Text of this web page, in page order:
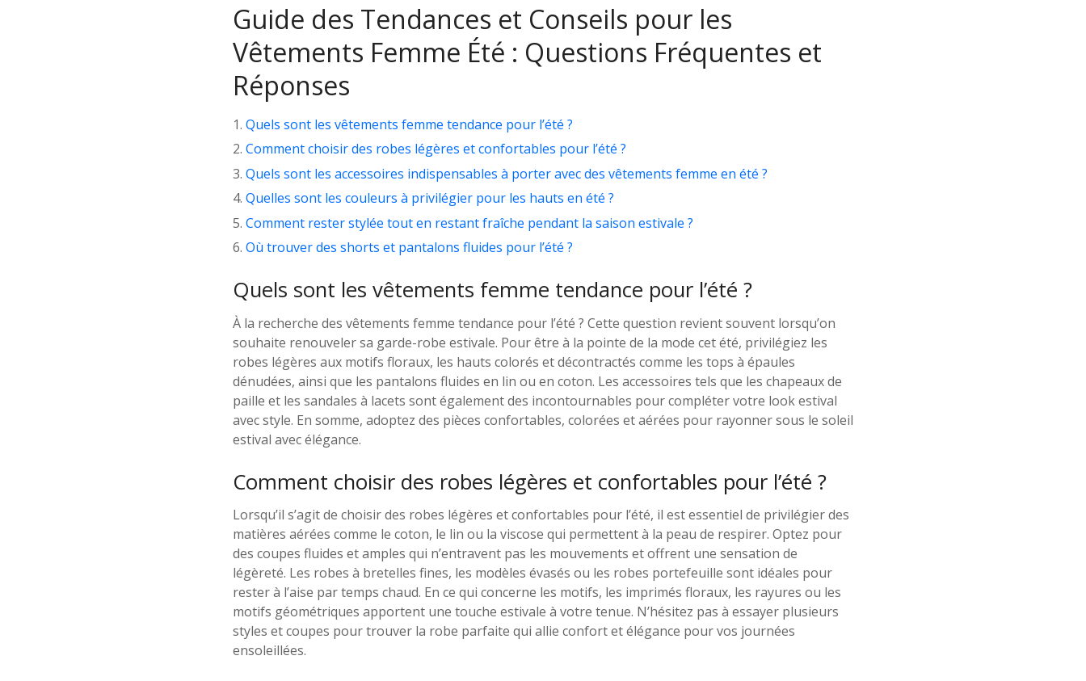
Guide des Tendances et Conseils pour les
Vêtements Femme Été : Questions Fréquentes et
Réponses
Quels sont les vêtements femme tendance pour l’été ?
Comment choisir des robes légères et confortables pour l’été ?
Quels sont les accessoires indispensables à porter avec des vêtements femme en été ?
Quelles sont les couleurs à privilégier pour les hauts en été ?
Comment rester stylée tout en restant fraîche pendant la saison estivale ?
Où trouver des shorts et pantalons fluides pour l’été ?
Quels sont les vêtements femme tendance pour l’été ?
À la recherche des vêtements femme tendance pour l’été ? Cette question revient souvent lorsqu’on
souhaite renouveler sa garde-robe estivale. Pour être à la pointe de la mode cet été, privilégiez les
robes légères aux motifs floraux, les hauts colorés et décontractés comme les tops à épaules
dénudées, ainsi que les pantalons fluides en lin ou en coton. Les accessoires tels que les chapeaux de
paille et les sandales à lacets sont également des incontournables pour compléter votre look estival
avec style. En somme, adoptez des pièces confortables, colorées et aérées pour rayonner sous le soleil
estival avec élégance.
Comment choisir des robes légères et confortables pour l’été ?
Lorsqu’il s’agit de choisir des robes légères et confortables pour l’été, il est essentiel de privilégier des
matières aérées comme le coton, le lin ou la viscose qui permettent à la peau de respirer. Optez pour
des coupes fluides et amples qui n’entravent pas les mouvements et offrent une sensation de
légèreté. Les robes à bretelles fines, les modèles évasés ou les robes portefeuille sont idéales pour
rester à l’aise par temps chaud. En ce qui concerne les motifs, les imprimés floraux, les rayures ou les
motifs géométriques apportent une touche estivale à votre tenue. N’hésitez pas à essayer plusieurs
styles et coupes pour trouver la robe parfaite qui allie confort et élégance pour vos journées
ensoleillées.